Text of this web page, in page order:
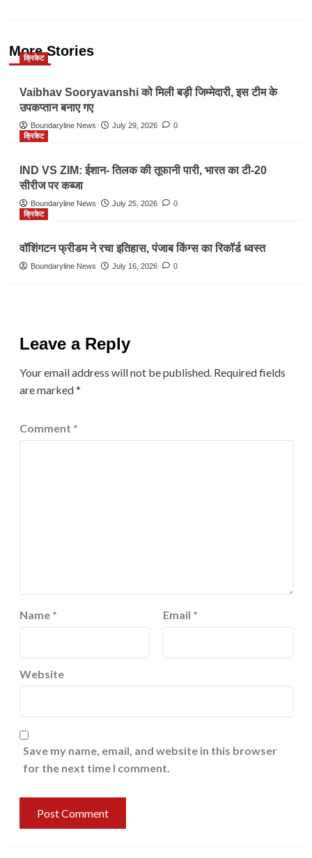
More Stories
क्रिकेट
Vaibhav Sooryavanshi को मिली बड़ी जिम्मेदारी, इस टीम के
उपकप्तान बनाए गए
Boundaryline News July 29, 2026
0
क्रिकेट
IND VS ZIM: ईशान- तिलक की तूफानी पारी, भारत का टी-20
सीरीज पर कब्जा
Boundaryline News July 25, 2026
0
क्रिकेट
वॉशिंगटन फ्रीडम ने रचा इतिहास, पंजाब किंग्स का रिकॉर्ड ध्वस्त
Boundaryline News July 16, 2026 0
Leave a Reply
Your email address will not be published. Required fields
are marked*
Comment *
Name * Email *
Website
Save my name, email, and website in this browser
for the next time I comment.